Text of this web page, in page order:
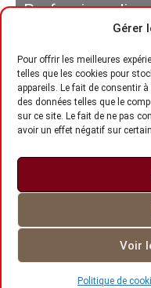
Gérer
Pour offrir les meilleures
telles que les cookies pour
appareils. Le fait de consentir
des données telles que le
sur ce site. Le fait de ne pas
avoir un effet négatif sur
Voir
Politique de
Services & qualité
VISITEZ-NOUS
690 Bd Talbot,
Chicoutimi, QC